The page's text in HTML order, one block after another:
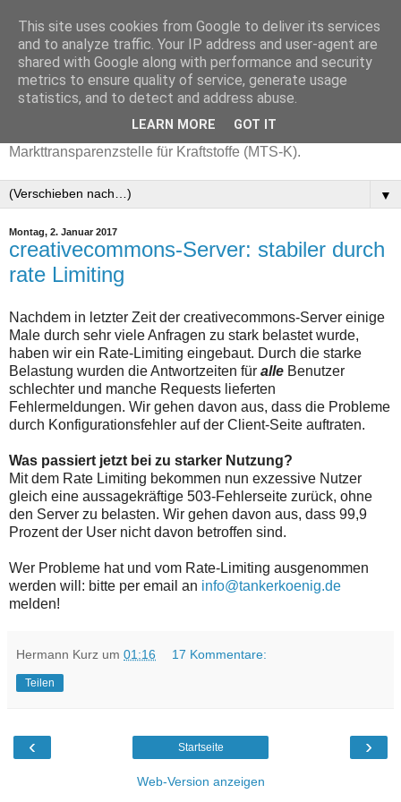
Aktuelle Benzinpreise mit Daten der
Markttransparenzstelle für Kraftstoffe (MTS-K).
▼
Montag, 2. Januar 2017
creativecommons-Server: stabiler durch
rate Limiting
Nachdem in letzter Zeit der creativecommons-Server einige
Male durch sehr viele Anfragen zu stark belastet wurde,
haben wir ein Rate-Limiting eingebaut. Durch die starke
Belastung wurden die Antwortzeiten für alle Benutzer
schlechter und manche Requests lieferten
Fehlermeldungen. Wir gehen davon aus, dass die Probleme
durch Konfigurationsfehler auf der Client-Seite auftraten.
Was passiert jetzt bei zu starker Nutzung?
Mit dem Rate Limiting bekommen nun exzessive Nutzer
gleich eine aussagekräftige 503-Fehlerseite zurück, ohne
den Server zu belasten. Wir gehen davon aus, dass 99,9
Prozent der User nicht davon betroffen sind.
Wer Probleme hat und vom Rate-Limiting ausgenommen
werden will: bitte per email an info@tankerkoenig.de
melden!
Hermann Kurz um 01:16 17 Kommentare:
Teilen
‹ ›
Startseite
Web-Version anzeigen
This site uses cookies from Google to deliver its services
and to analyze traffic. Your IP address and user-agent are
shared with Google along with performance and security
metrics to ensure quality of service, generate usage
statistics, and to detect and address abuse.
LEARN MORE GOT IT